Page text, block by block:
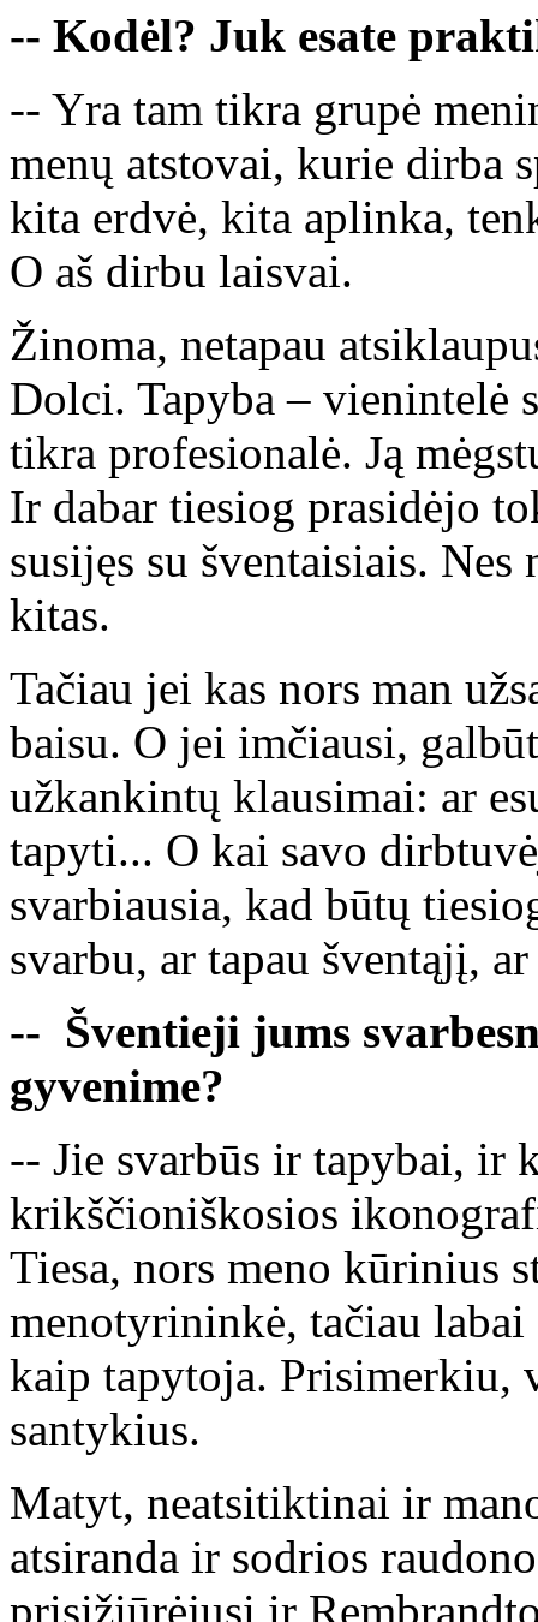
-- Kodėl? Juk esate
-- Yra tam tikra grupė
menų atstovai, kurie dirba
kita erdvė, kita aplinka,
O aš dirbu laisvai.
Žinoma, netapau
Dolci. Tapyba – vienintelė
tikra profesionalė. Ją
Ir dabar tiesiog prasidėjo
susijęs su šventaisiais.
kitas.
Tačiau jei kas nors man
baisu. O jei imčiausi,
užkankintų klausimai: ar
tapyti... O kai savo
svarbiausia, kad būtų
svarbu, ar tapau šventąjį,
-- Šventieji jums
gyvenime?
-- Jie svarbūs ir tapybai, ir
krikščioniškosios
Tiesa, nors meno kūrinius
menotyrininkė, tačiau
kaip tapytoja. Prisimerkiu,
santykius.
Matyt, neatsitiktinai ir
atsiranda ir sodrios
prisižiūrėjusi ir